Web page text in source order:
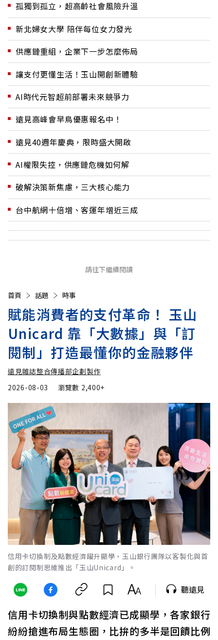
孤獨到孤立，超高齡社會風險升溫
新北婦女大學 陪伴每位女力發光
供應鏈重組，企業下一步怎麼佈局
讓支付更懂生活！玉山開創新體驗
AI時代元智超前部署未來競爭力
遠見高峰會早鳥優惠報名中！
遠見40週年慶典，限時盛大開啟
AI權限失控，供應鏈危機如何解
破解決策新焦慮，三大核心能力
台中航網十倍增、客運年增近三成
請往下繼續閱讀
首頁 話題 時事
賦能消費者的支付革命！ 玉山
Unicard 靠「大數據」與「訂
閱制」打造最懂你的金融夥伴
遠見雜誌整合傳播部企劃製作
2026-08-03
瀏覽數 2,400+
信用卡切換制及點數經濟躍升顯學，玉山銀行團隊以客製化與首
創的訂閱制思維推出「玉山Unicard」。
聽遠見
信用卡切換制與點數經濟已成顯學，各家銀行
紛紛搶進布局生態圈，比拚的多半是回饋比例